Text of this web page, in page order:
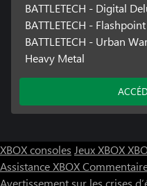
BATTLETECH - Digital
BATTLETECH - Flashpoint
BATTLETECH - Urban
Heavy Metal
XBOX consoles Jeux XBOX
Assistance XBOX
Avertissement sur les crises